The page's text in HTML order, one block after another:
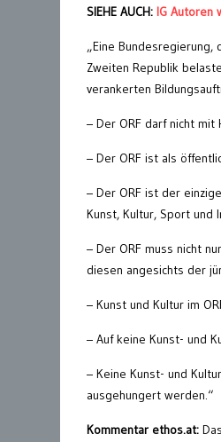
SIEHE AUCH: IG Autoren
„Eine
Zweiten Republik
verankerten
– Der ORF darf nicht
– Der ORF ist als
– Der ORF ist der
Kunst, Kultur, Sport und
– Der ORF muss nicht
diesen angesichts der
– Kunst und Kultur im
– Auf keine Kunst- und
– Keine Kunst- und
ausgehungert werden.“
Kommentar ethos.at: